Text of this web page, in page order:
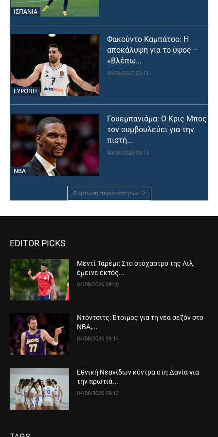
ΙΣΠΑΝΙΑ
ΕΥΡΩΠΗ
Φακούντο Καμπάτσο: Η
αποκάλυψη για το ύψος –
«Βλέπω...
04/08/2026 02:11
NBA
Γουεμπανιάμα: Ο Κρις Μπος
τον συμβουλεύει για την
πιστή...
04/08/2026 09:12
Φόρτωση περισσοτέρων
EDITOR PICKS
Μεντί Ταρέμι: Στο στόχαστρο της Λιλ,
έμεινε εκτός...
04/08/2026 09:40
Ντόντσιτς: Έτοιμος για τη νέα σεζόν στο
ΝΒΑ,...
04/08/2026 09:14
Εθνική Νεανίδων κόντρα στη Δανία για
την πρωτιά...
04/08/2026 09:12